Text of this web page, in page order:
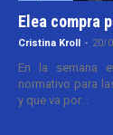
Elea compra
Cristina Kroll - 20/
En la semana
normativo para
y que va por...